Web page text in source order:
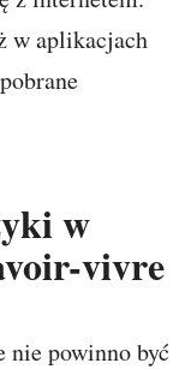
w aplikacjach
w
vivre
nie powinno być